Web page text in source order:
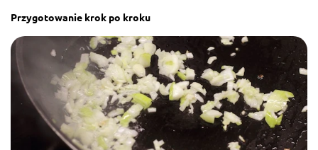
Przygotowanie krok po kroku